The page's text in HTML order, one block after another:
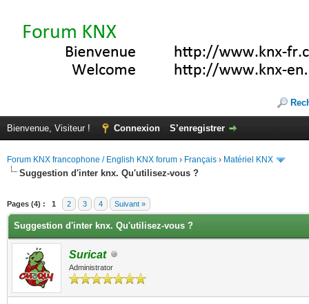
Bienvenue, Visiteur ! Connexion S’enregistrer
Forum KNX francophone / English KNX forum › Français › Matériel KNX
Suggestion d'inter knx. Qu'utilisez-vous ?
Pages (4) : 1 2 3 4 Suivant »
Suggestion d'inter knx. Qu'utilisez-vous ?
Suricat
Administrator